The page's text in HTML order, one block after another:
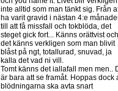
inte alltid som man tänkt sig. Från
ha varit gravid i nästan 4:e
till att få missfall och tokblöda, det
steget gick fort... Känns orättvist och
det känns verkligen som man blivit
blåst på ngt, totallurad, snuvad, ja
kalla det vad ni vill.
Tomt känns det iallafall men men..
är bara att se framåt. Hoppas dock
blödningarna ska avta snart